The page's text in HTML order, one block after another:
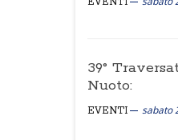
39°
Nuoto:
EVENTI sabato